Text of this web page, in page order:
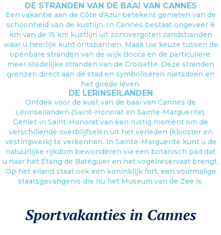
DE STRANDEN VAN DE BAAI VAN CANNES
Een vakantie aan de Côte d'Azur betekent genieten van de
schoonheid van de kustlijn. In Cannes bestaat ongeveer 8
km van de 15 km kustlijn uit zonovergoten zandstranden
waar u heerlijk kunt ontspannen. Maak uw keuze tussen de
openbare stranden van de wijk Bocca en de particuliere,
meer stedelijke stranden van de Croisette. Deze stranden
grenzen direct aan de stad en symboliseren nietsdoen en
het goede leven.
DE LERINSEILANDEN
Ontdek voor de kust van de baai van Cannes de
Lérinseilanden (Saint-Honorat en Sainte-Marguerite).
Geniet in Saint-Honorat van een rustig moment om de
verschillende overblijfselen uit het verleden (klooster en
vestingwerk) te verkennen. In Sainte-Marguerite kunt u de
natuurlijke rijkdom bewonderen via een botanisch pad dat
u naar het Étang de Batéguier en het vogelreservaat brengt.
Op het eiland staat ook een koninklijk fort, een voormalige
staatsgevangenis die nu het Museum van de Zee is.
Sportvakanties in Cannes